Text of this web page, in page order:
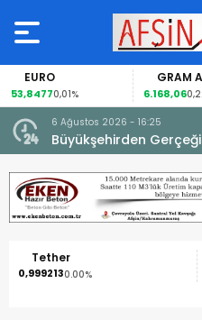
EURO
53,84770,01%
GRAM
6.168,06
6 Ağustos 2026 - 16:25
Büyükşehirden
Kurtarma Tatbikatı.
Tether
0,9992130.00%